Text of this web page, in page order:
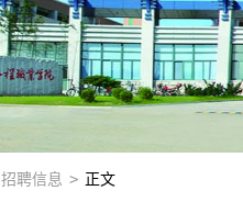
招聘信息 > 正文